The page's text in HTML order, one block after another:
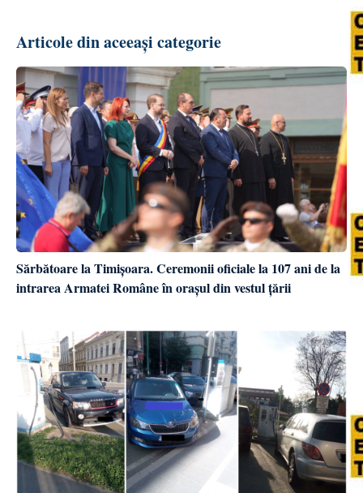
Articole din aceeași categorie
Sărbătoare la Timișoara. Ceremonii oficiale la 107 ani de la
intrarea Armatei Române în orașul din vestul țării